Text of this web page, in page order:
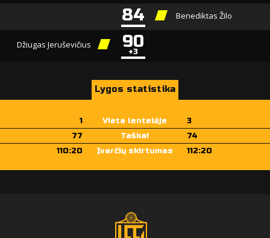
84 Benediktas Žilo
Džiugas Jeruševičius 90
+3
Lygos statistika
1 Vieta lentelėje
3
77
Taškai
74
110:20
Įvarčių skirtumas 112:20